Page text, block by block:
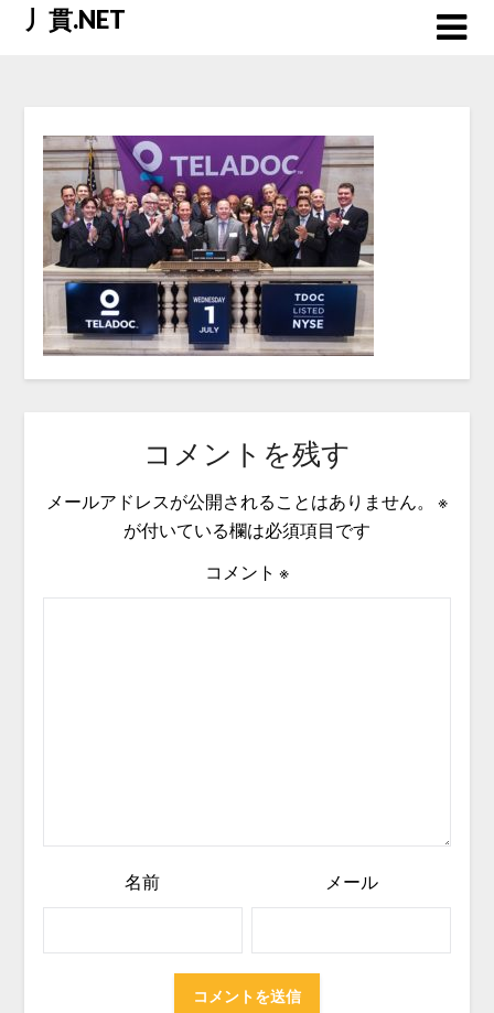
Skip丿貫.NET
コメントを残す
メールアドレスが公開されることはありません。
※
が付いている欄は必須項目です
コメント ※
名前 メール